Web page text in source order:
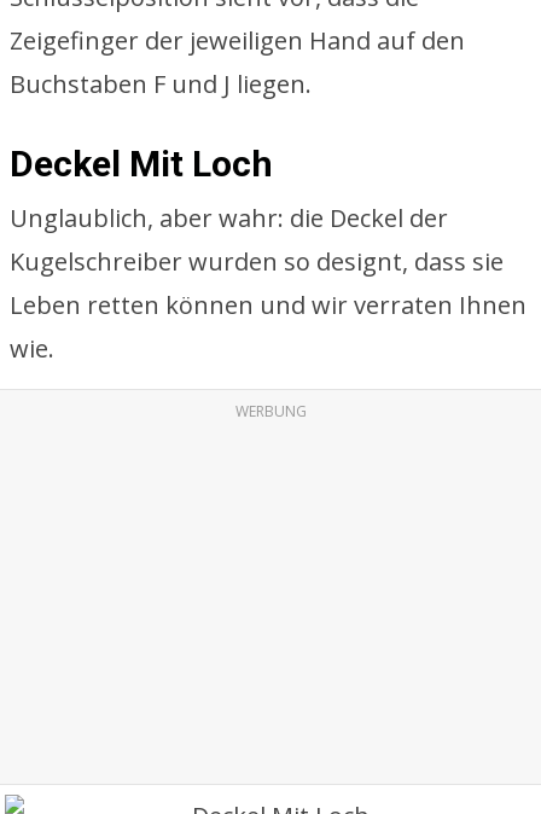
Zeigefinger der jeweiligen Hand auf den
Buchstaben F und J liegen.
Deckel Mit Loch
Unglaublich, aber wahr: die Deckel der
Kugelschreiber wurden so designt, dass sie
Leben retten können und wir verraten Ihnen
wie.
WERBUNG